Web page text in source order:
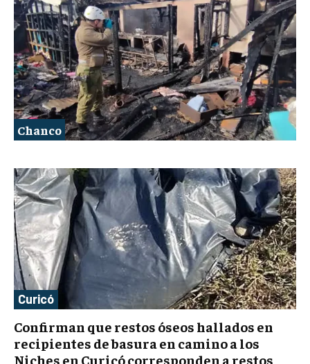
Chanco
Curicó
Confirman que restos óseos hallados en
recipientes de basura en camino a los
Niches en Curicó corresponden a restos